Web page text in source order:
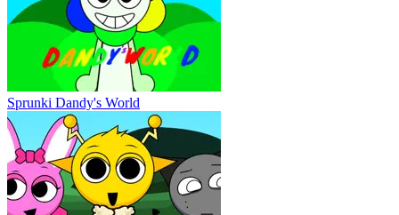
Sprunki Dandy's World